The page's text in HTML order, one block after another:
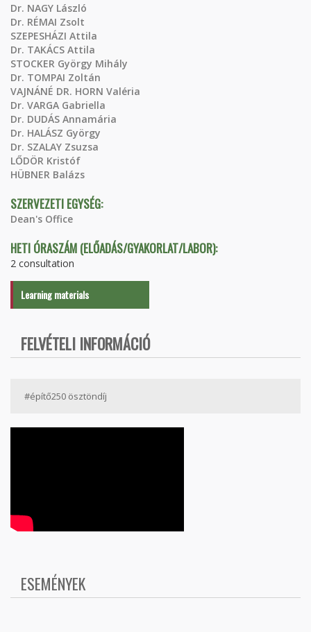
Dr. NAGY László
Dr. RÉMAI Zsolt
SZEPESHÁZI Attila
Dr. TAKÁCS Attila
STOCKER György Mihály
Dr. TOMPAI Zoltán
VAJNÁNÉ DR. HORN Valéria
Dr. VARGA Gabriella
Dr. DUDÁS Annamária
Dr. HALÁSZ György
Dr. SZALAY Zsuzsa
LŐDÖR Kristóf
HÜBNER Balázs
SZERVEZETI EGYSÉG:
Dean's Office
HETI ÓRASZÁM (ELŐADÁS/GYAKORLAT/LABOR):
2 consultation
Learning materials
FELVÉTELI INFORMÁCIÓ
#építő250 ösztöndíj
ESEMÉNYEK